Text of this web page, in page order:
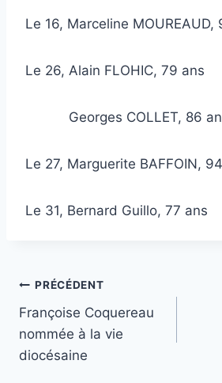
Le 16, Marceline MOUREAUD,
Le 26, Alain FLOHIC, 79 ans
Georges COLLET, 86
Le 27, Marguerite BAFFOIN,
Le 31, Bernard Guillo, 77 ans
Navigation
de
l’article
PRÉCÉDENT
Françoise Coquereau
nommée à la vie
diocésaine